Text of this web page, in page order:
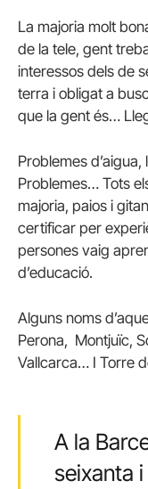
La majoria molt
de la tele, gent
interessos dels de
terra i obligat a
que la gent és…
Problemes
Problemes… Tots
majoria, paios i
certificar per
persones vaig
d’educació.
Alguns noms
Perona, Montjuïc,
Vallcarca… I Torre
A la
seixanta